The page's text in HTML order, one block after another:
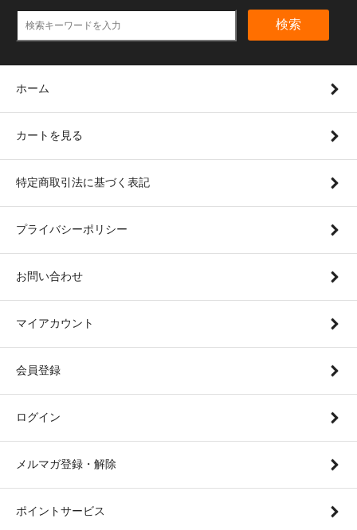
検索
ホーム
カートを見る
特定商取引法に基づく表記
プライバシーポリシー
お問い合わせ
マイアカウント
会員登録
ログイン
メルマガ登録・解除
ポイントサービス